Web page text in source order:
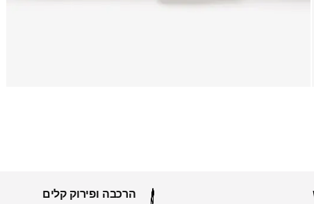
הרכבה ופירוק קלים